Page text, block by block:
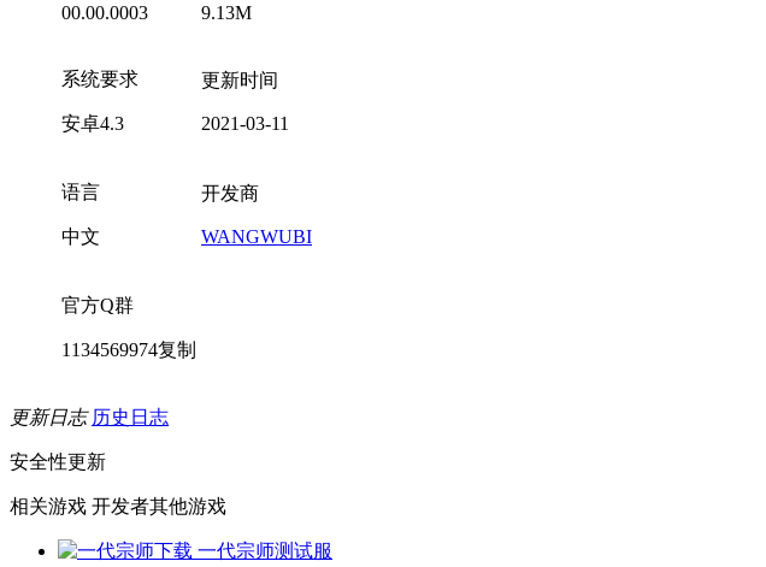
00.00.0003 9.13M
系统要求
安卓4.3
更新时间
2021-03-11
语言
中文
开发商
WANGWUBI
官方Q群
1134569974复制
更新日志 历史日志
安全性更新
相关游戏 开发者其他游戏
一代宗师测试服